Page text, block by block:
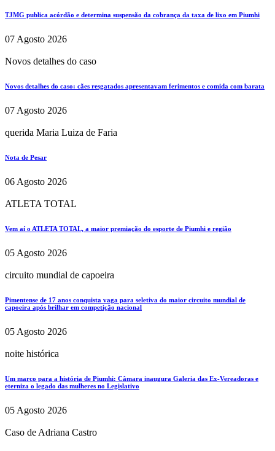
TJMG publica acórdão e determina suspensão da cobrança da taxa de lixo em Piumhi
07 Agosto 2026
Novos detalhes do caso
Novos detalhes do caso: cães resgatados apresentavam ferimentos e comida com barata
07 Agosto 2026
querida Maria Luiza de Faria
Nota de Pesar
06 Agosto 2026
ATLETA TOTAL
Vem aí o ATLETA TOTAL, a maior premiação do esporte de Piumhi e região
05 Agosto 2026
circuito mundial de capoeira
Pimentense de 17 anos conquista vaga para seletiva do maior circuito mundial de
capoeira após brilhar em competição nacional
05 Agosto 2026
noite histórica
Um marco para a história de Piumhi: Câmara inaugura Galeria das Ex-Vereadoras e
eterniza o legado das mulheres no Legislativo
05 Agosto 2026
Caso de Adriana Castro